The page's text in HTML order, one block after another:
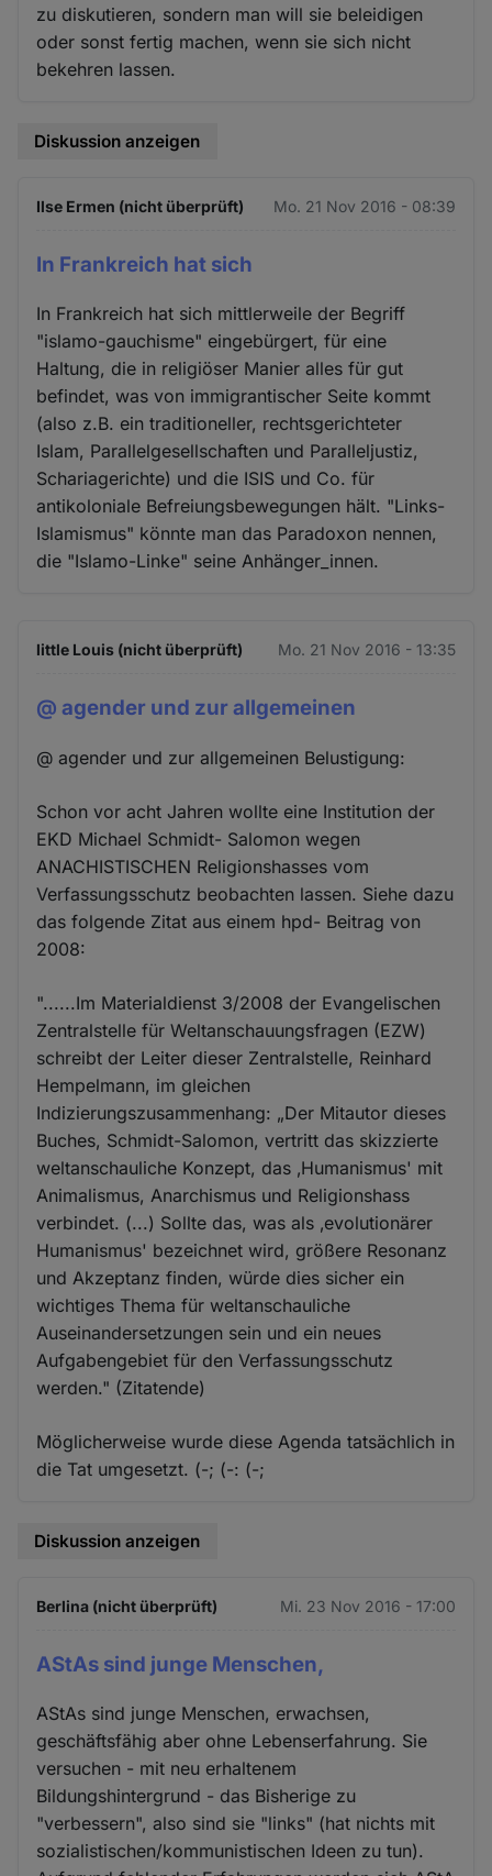
zu diskutieren, sondern man will sie beleidigen
oder sonst fertig machen, wenn sie sich nicht
bekehren lassen.
Diskussion anzeigen
Ilse Ermen (nicht überprüft) Mo. 21 Nov 2016 - 08:39
In Frankreich hat sich
In Frankreich hat sich mittlerweile der Begriff
"islamo-gauchisme" eingebürgert, für eine
Haltung, die in religiöser Manier alles für gut
befindet, was von immigrantischer Seite kommt
(also z.B. ein traditioneller, rechtsgerichteter
Islam, Parallelgesellschaften und Paralleljustiz,
Schariagerichte) und die ISIS und Co. für
antikoloniale Befreiungsbewegungen hält. "Links-
Islamismus" könnte man das Paradoxon nennen,
die "Islamo-Linke" seine Anhänger_innen.
little Louis (nicht überprüft) Mo. 21 Nov 2016 - 13:35
@ agender und zur allgemeinen
@ agender und zur allgemeinen Belustigung:
Schon vor acht Jahren wollte eine Institution der
EKD Michael Schmidt- Salomon wegen
ANACHISTISCHEN Religionshasses vom
Verfassungsschutz beobachten lassen. Siehe dazu
das folgende Zitat aus einem hpd- Beitrag von
2008:
"......Im Materialdienst 3/2008 der Evangelischen
Zentralstelle für Weltanschauungsfragen (EZW)
schreibt der Leiter dieser Zentralstelle, Reinhard
Hempelmann, im gleichen
Indizierungszusammenhang: „Der Mitautor dieses
Buches, Schmidt-Salomon, vertritt das skizzierte
weltanschauliche Konzept, das ‚Humanismus' mit
Animalismus, Anarchismus und Religionshass
verbindet. (...) Sollte das, was als ‚evolutionärer
Humanismus' bezeichnet wird, größere Resonanz
und Akzeptanz finden, würde dies sicher ein
wichtiges Thema für weltanschauliche
Auseinandersetzungen sein und ein neues
Aufgabengebiet für den Verfassungsschutz
werden." (Zitatende)
Möglicherweise wurde diese Agenda tatsächlich in
die Tat umgesetzt. (-; (-: (-;
Diskussion anzeigen
Berlina (nicht überprüft) Mi. 23 Nov 2016 - 17:00
AStAs sind junge Menschen,
AStAs sind junge Menschen, erwachsen,
geschäftsfähig aber ohne Lebenserfahrung. Sie
versuchen - mit neu erhaltenem
Bildungshintergrund - das Bisherige zu
"verbessern", also sind sie "links" (hat nichts mit
sozialistischen/kommunistischen Ideen zu tun).